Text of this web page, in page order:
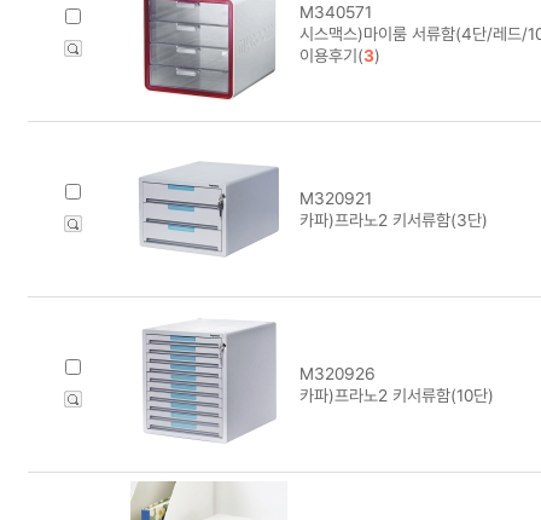
M340571
시스맥스)마이룸 서류함(4단/레
이용후기(3)
M320921
카파)프라노2 키서류함(3단)
M320926
카파)프라노2 키서류함(10단)